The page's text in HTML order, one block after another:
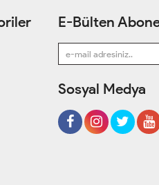
E-Bülten
Sosyal Medya